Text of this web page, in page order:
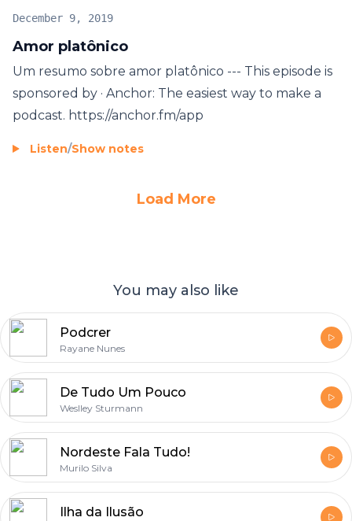
Amor platônico
December 9, 2019
Um resumo sobre amor platônico --- This episode is
sponsored by · Anchor: The easiest way to make a
podcast. https://anchor.fm/app
Listen/Show notes
Load More
You may also like
Podcrer
Rayane Nunes
De Tudo Um Pouco
Weslley Sturmann
Nordeste Fala Tudo!
Murilo Silva
Ilha da Ilusão